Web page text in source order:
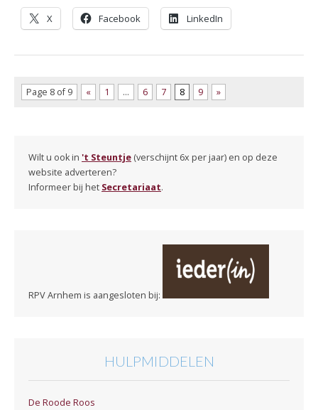
X Facebook LinkedIn
Page 8 of 9 « 1 … 6 7 8 9 »
Wilt u ook in 't Steuntje (verschijnt 6x per jaar) en op deze
website adverteren?
Informeer bij het Secretariaat.
RPV Arnhem is aangesloten bij:
HULPMIDDELEN
De Roode Roos